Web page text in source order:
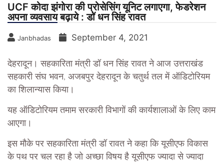
UCF कोदा झंगोरा की प्रोसेसिंग यूनिट लगाएगा, फेडरेशन
अपना व्यवसाय बढ़ाये : डॉ धन सिंह रावत
Janbhadas September 4, 2021
देहरादून। सहकारिता मंत्री डॉ धन सिंह रावत ने आज उत्तराखंड
सहकारी संघ भवन, अजबपुर देहरादून के चतुर्थ तल में ऑडिटोरियम
का शिलान्यास किया।
यह ऑडिटोरियम तमाम सरकारी विभागों की कार्यशालाओं के लिए काम
आएगा।
इस मौके पर सहकारिता मंत्री डॉ रावत ने कहा कि यूसीएफ विकास
के पथ पर चल रहा है जो अच्छा विषय है यूसीएफ ज्यादा से ज्यादा